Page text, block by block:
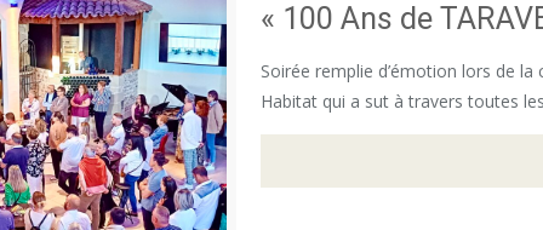
« 100 Ans de
Soirée remplie d’émotion lors de la
Habitat qui a sut à travers toutes